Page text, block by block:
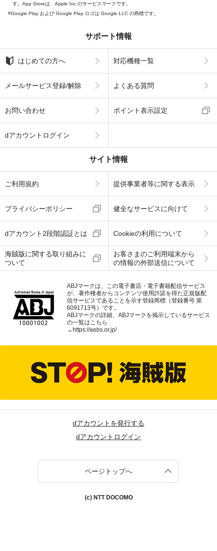
す。App Storeは、Apple Inc.のサービスマークです。
Google Play および Google Play ロゴは Google LLC の商標です。
サポート情報
はじめての方へ 対応機種一覧
メールサービス登録/解除 よくある質問
お問い合わせ ポイント表示設定
dアカウントログイン
サイト情報
ご利用規約 提供事業者等に関する表示
プライバシーポリシー 健全なサービスに向けて
dアカウント2段階認証とは Cookieの利用について
海賊版に関する取り組みに
ついて
お客さまのご利用端末から
の情報の外部送信について
ABJマークは、この電子書店・電子書籍配信サービス
が、著作権者からコンテンツ使用許諾を得た正規版配
信サービスであることを示す登録商標（登録番号 第
6091713号）です。
ABJマークの詳細、ABJマークを掲示しているサービス
の一覧はこちら
→https://aebs.or.jp/
dアカウントを発行する
dアカウントログイン
ページトップへ
(c) NTT DOCOMO